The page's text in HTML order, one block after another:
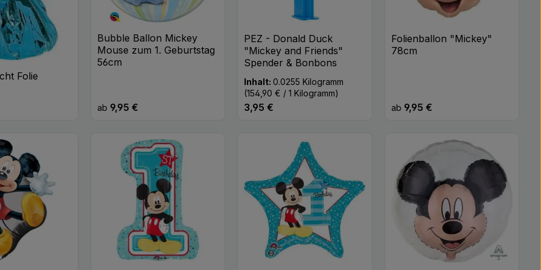
Folie
Anzahl: Gib den gewünschten Wert ein oder benutze die Schaltflächen um
Bubble Ballon Mickey
Mouse zum 1. Geburtstag
56cm
Regulärer Preis:
ab 9,95 €
PEZ - Donald Duck
"Mickey and Friends"
Spender & Bonbons
Inhalt:0.0255 Kilogramm
(154,90 € / 1 Kilogramm)
Regulärer Preis:
3,95 €
Produkt Anzahl: Gib den gewünschten
Stk
Folienballon "Mickey"
78cm
Regulärer Preis:
ab 9,95 €